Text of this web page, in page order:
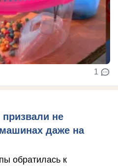
1
не
даже на
обратилась к